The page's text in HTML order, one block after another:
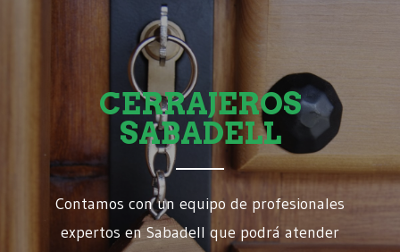
CERRAJEROS
SABADELL
Contamos con un equipo de profesionales
expertos en Sabadell que podrá atender